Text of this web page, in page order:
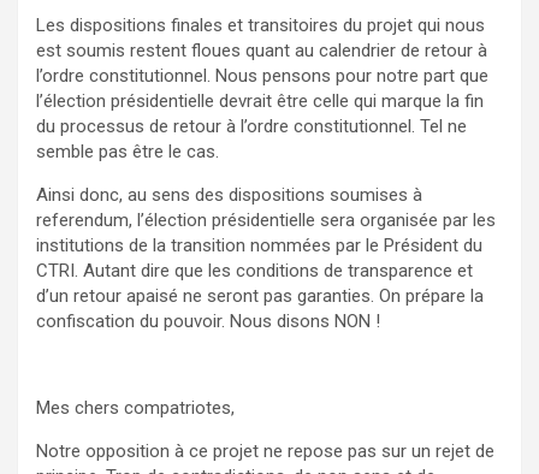
Les dispositions finales et transitoires du projet qui nous
est soumis restent floues quant au calendrier de retour à
l’ordre constitutionnel. Nous pensons pour notre part que
l’élection présidentielle devrait être celle qui marque la fin
du processus de retour à l’ordre constitutionnel. Tel ne
semble pas être le cas.
Ainsi donc, au sens des dispositions soumises à
referendum, l’élection présidentielle sera organisée par les
institutions de la transition nommées par le Président du
CTRI. Autant dire que les conditions de transparence et
d’un retour apaisé ne seront pas garanties. On prépare la
confiscation du pouvoir. Nous disons NON !
Mes chers compatriotes,
Notre opposition à ce projet ne repose pas sur un rejet de